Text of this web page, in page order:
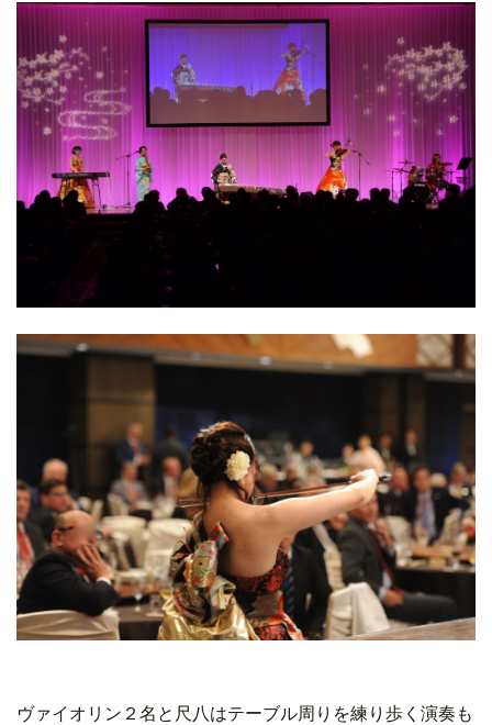
ヴァイオリン２名と尺八はテーブル周りを練り歩く演奏も